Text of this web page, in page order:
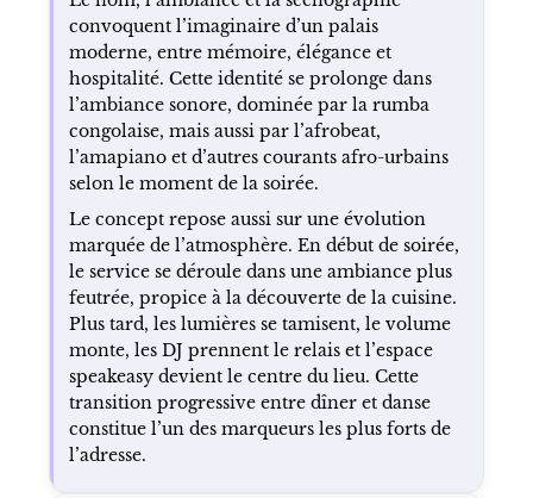
convoquent l’imaginaire d’un palais
moderne, entre mémoire, élégance et
hospitalité. Cette identité se prolonge dans
l’ambiance sonore, dominée par la rumba
congolaise, mais aussi par l’afrobeat,
l’amapiano et d’autres courants afro-urbains
selon le moment de la soirée.
Le concept repose aussi sur une évolution
marquée de l’atmosphère. En début de soirée,
le service se déroule dans une ambiance plus
feutrée, propice à la découverte de la cuisine.
Plus tard, les lumières se tamisent, le volume
monte, les DJ prennent le relais et l’espace
speakeasy devient le centre du lieu. Cette
transition progressive entre dîner et danse
constitue l’un des marqueurs les plus forts de
l’adresse.